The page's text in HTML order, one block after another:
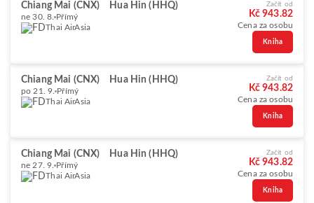
Chiang Mai (CNX) Hua Hin (HHQ)
ne 30. 8. Přímý
Thai AirAsia
Začít od
Kč 943.82
Cena za osobu
Kniha
Chiang Mai (CNX) Hua Hin (HHQ)
po 21. 9. Přímý
Thai AirAsia
Začít od
Kč 943.82
Cena za osobu
Kniha
Chiang Mai (CNX) Hua Hin (HHQ)
ne 27. 9. Přímý
Thai AirAsia
Začít od
Kč 943.82
Cena za osobu
Kniha